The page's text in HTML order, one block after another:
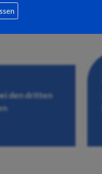
den dritten